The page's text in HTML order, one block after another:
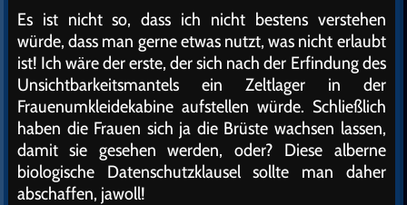
Es ist nicht so, dass ich nicht bestens verstehen
würde, dass man gerne etwas nutzt, was nicht erlaubt
ist! Ich wäre der erste, der sich nach der Erfindung des
Unsichtbarkeitsmantels ein Zeltlager in der
Frauenumkleidekabine aufstellen würde. Schließlich
haben die Frauen sich ja die Brüste wachsen lassen,
damit sie gesehen werden, oder? Diese alberne
biologische Datenschutzklausel sollte man daher
abschaffen, jawoll!